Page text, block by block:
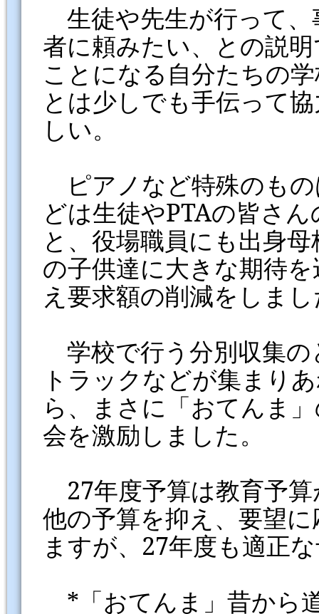
生徒や先生が行って
者に頼みたい、との説
ことになる自分たちの
とは少しでも手伝って
しい。
ピアノなど特殊のも
どは生徒やPTAの皆さ
と、役場職員にも出身
の子供達に大きな期待
え要求額の削減をしま
学校で行う分別収集
トラックなどが集まり
ら、まさに「おてんま
会を激励しました。
27年度予算は教育予
他の予算を抑え、要望
ますが、27年度も適正
*「おてんま」昔から